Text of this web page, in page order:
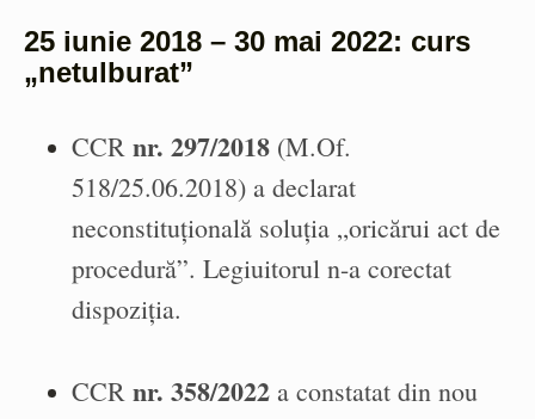
25 iunie 2018 – 30 mai 2022: curs
„netulburat”
CCR nr. 297/2018 (M.Of.
518/25.06.2018) a declarat
neconstituțională soluția „oricărui act de
procedură”. Legiuitorul n-a corectat
dispoziția.
CCR nr. 358/2022 a constatat din nou